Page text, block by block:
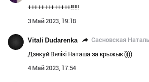
+++++++++++++!!!!!!
3 Май 2023, 19:18
Vitali Dudarenka Сасновская
Дзякуй Вялікі Наташа за крыжыкі))))
4 Май 2023, 17:54